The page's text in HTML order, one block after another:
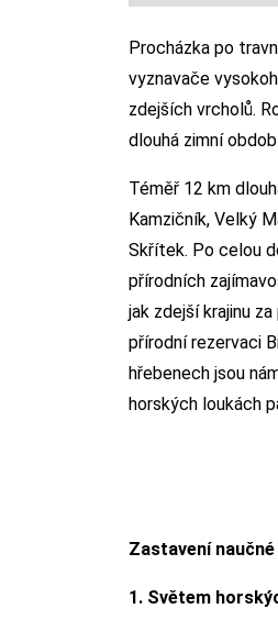
Procházka po
vyznavače
zdejších vrcholů.
dlouhá zimní
Téměř 12 km
Kamzičník, Velký
Skřítek. Po celou
přírodních
jak zdejší krajinu
přírodní rezervaci
hřebenech jsou
horských loukách
Zastavení
1. Světem